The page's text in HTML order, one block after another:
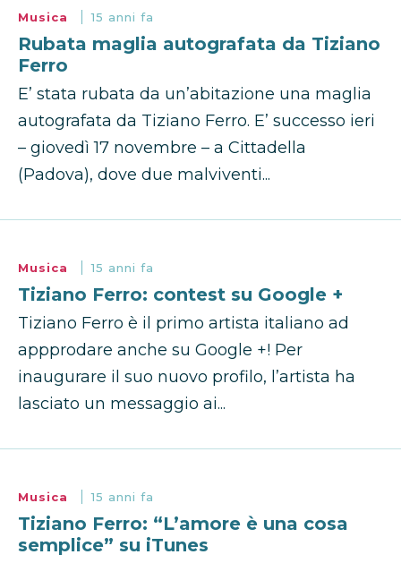
Musica 15 anni fa
Rubata maglia autografata da Tiziano
Ferro
E’ stata rubata da un’abitazione una maglia
autografata da Tiziano Ferro. E’ successo ieri
– giovedì 17 novembre – a Cittadella
(Padova), dove due malviventi...
Musica 15 anni fa
Tiziano Ferro: contest su Google +
Tiziano Ferro è il primo artista italiano ad
appprodare anche su Google +! Per
inaugurare il suo nuovo profilo, l’artista ha
lasciato un messaggio ai...
Musica 15 anni fa
Tiziano Ferro: “L’amore è una cosa
semplice” su iTunes